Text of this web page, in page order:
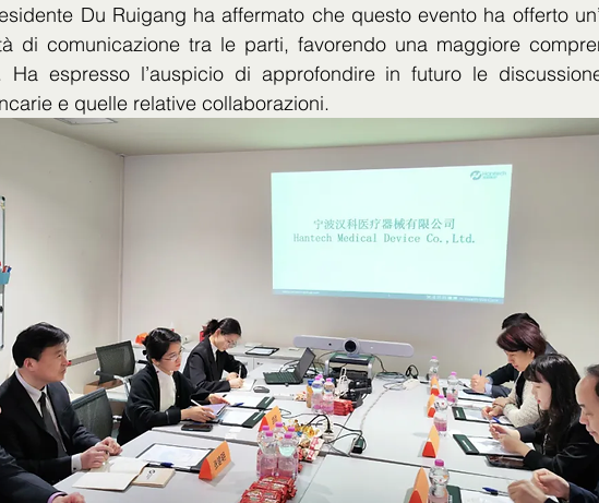
Du Ruigang ha affermato che questo evento ha offerto
di comunicazione tra le parti, favorendo una maggiore
Ha espresso l’auspicio di approfondire in futuro le
e quelle relative collaborazioni.